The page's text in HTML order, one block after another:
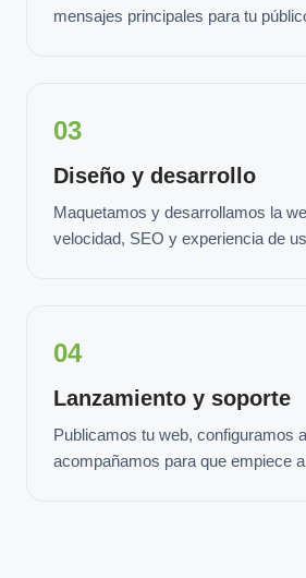
mensajes principales para tu
03
Diseño y desarrollo
Maquetamos y desarrollamos la
velocidad, SEO y experiencia de
04
Lanzamiento y soporte
Publicamos tu web, configuramos
acompañamos para que empiece